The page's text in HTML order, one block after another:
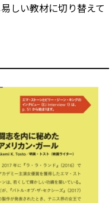
しい教材に切り替えて